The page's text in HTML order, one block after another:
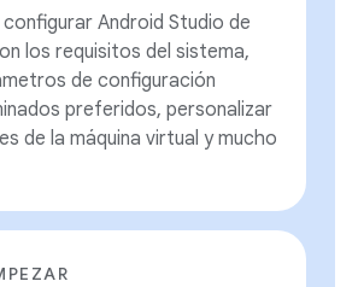
Android Studio de
los requisitos del sistema,
de configuración
preferidos, personalizar
de la máquina virtual y mucho